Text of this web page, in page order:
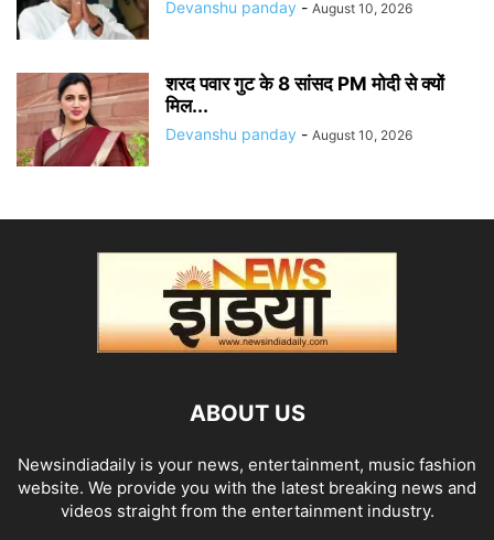
Devanshu panday - August 10, 2026
शरद पवार गुट के 8 सांसद PM मोदी से क्यों
मिल...
Devanshu panday - August 10, 2026
ABOUT US
Newsindiadaily is your news, entertainment, music fashion
website. We provide you with the latest breaking news and
videos straight from the entertainment industry.